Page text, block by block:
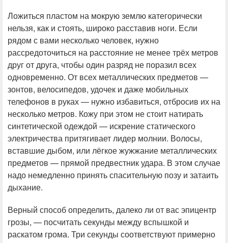
Ложиться пластом на мокрую землю категорически
нельзя, как и стоять, широко расставив ноги. Если
рядом с вами несколько человек, нужно
рассредоточиться на расстояние не менее трёх метров
друг от друга, чтобы один разряд не поразил всех
одновременно. От всех металлических предметов —
зонтов, велосипедов, удочек и даже мобильных
телефонов в руках — нужно избавиться, отбросив их на
несколько метров. Кожу при этом не стоит натирать
синтетической одеждой — искрение статического
электричества притягивает лидер молнии. Волосы,
вставшие дыбом, или лёгкое жужжание металлических
предметов — прямой предвестник удара. В этом случае
надо немедленно принять спасительную позу и затаить
дыхание.
Верный способ определить, далеко ли от вас эпицентр
грозы, — посчитать секунды между вспышкой и
раскатом грома. Три секунды соответствуют примерно